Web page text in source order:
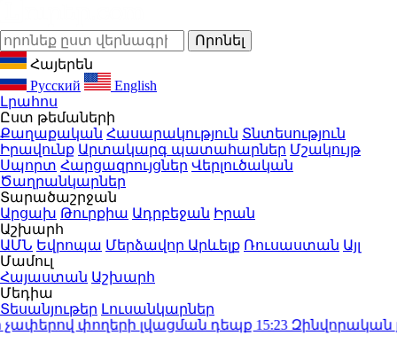
Հայերեն
Русский
English
Լրահոս
Ըստ թեմաների
Քաղաքական Հասարակություն Տնտեսություն
Իրավունք Արտակարգ պատահարներ Մշակույթ
Սպորտ Հարցազրույցներ Վերլուծական
Ծաղրանկարներ
Տարածաշրջան
Արցախ Թուրքիա Ադրբեջան Իրան
Աշխարհ
ԱՄՆ Եվրոպա Մերձավոր Արևելք Ռուսաստան Այլ
Մամուլ
Հայաստան Աշխարհ
Մեդիա
Տեսանյութեր Լուսանկարներ
փողերի լվացման դեպք15:23Զինվորական